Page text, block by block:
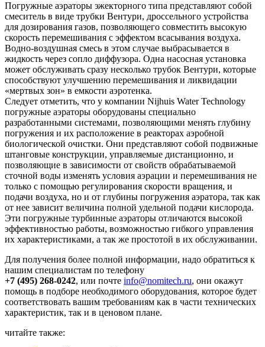
Погружные аэраторы эжекторного типа представляют собой
смеситель в виде трубки Вентури, дроссельного устройства
для дозирования газов, позволяющего совместить высокую
скорость перемешивания с эффектом всасывания воздуха.
Водно-воздушная смесь в этом случае выбрасывается в
жидкость через сопло диффузора. Одна насосная установка
может обслуживать сразу несколько трубок Вентури, которые
способствуют улучшению перемешивания и ликвидации
«мертвых зон» в емкости аэротенка.
Следует отметить, что у компании Nijhuis Water Technology
погружные аэраторы оборудованы специально
разработанными системами, позволяющими менять глубину
погружения и их расположение в реакторах аэробной
биологической очистки. Они представляют собой подвижные
штанговые конструкции, управляемые дистанционно, и
позволяющие в зависимости от свойств обрабатываемой
сточной воды изменять условия аэрации и перемешивания не
только с помощью регулирования скорости вращения, и
подачи воздуха, но и от глубины погружения аэратора, так как
от нее зависит величина полной удельной подачи кислорода.
Эти погружные турбинные аэраторы отличаются высокой
эффективностью работы, возможностью гибкого управления
их характеристиками, а так же простотой в их обслуживании.
Для получения более полной информации, надо обратиться к
нашим специалистам по телефону
+7 (495) 268-0242, или почте info@nomitech.ru, они окажут
помощь в подборе необходимого оборудования, которое будет
соответствовать вашим требованиям как в части технических
характеристик, так и в ценовом плане.
читайте также: